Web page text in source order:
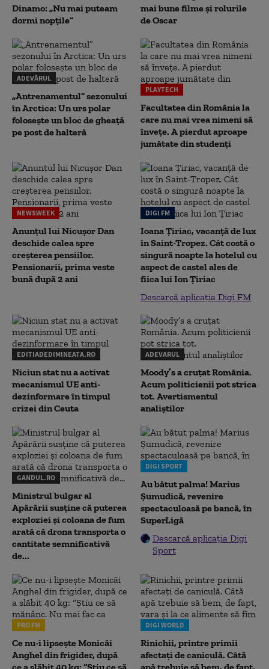
Dinamo: „Nu mai puteam
dormi nopțile”
mai bune filme și rolurile
de Oscar
ADEVĂRUL
„Antrenamentul” sezonului
în Arctica: Un urs polar
folosește un bloc de gheață
pe post de halteră
PLAYTECH
Facultatea din România la
care nu mai vrea nimeni să
înveţe. A pierdut aproape
jumătate din studenţi
NEWSWEEK
Anunțul lui Nicușor Dan
deschide calea spre
creșterea pensiilor.
Pensionarii, prima veste
bună după 2 ani
DIGI FM
Ioana Țiriac, vacanță de lux
în Saint-Tropez. Cât costă o
singură noapte la hotelul cu
aspect de castel ales de
fiica lui Ion Țiriac
Descarcă aplicația Digi FM
EDITIADEDIMINEATA.RO
Niciun stat nu a activat
mecanismul UE anti-
dezinformare în timpul
crizei din Ceuta
ADEVARUL
Moody’s a cruțat România.
Acum politicienii pot strica
tot. Avertismentul
analiștilor
GANDUL.RO
Ministrul bulgar al
Apărării susține că puterea
exploziei și coloana de fum
arată că drona transporta o
cantitate semnificativă
de...
DIGI SPORT
Au bătut palma! Marius
Șumudică, revenire
spectaculoasă pe bancă, în
SuperLigă
Descarcă aplicația Digi
Sport
PRO FM
Ce nu-i lipsește Monicăi
Anghel din frigider, după
DIGI WORLD
Rinichii, printre primii
afectați de caniculă. Câtă